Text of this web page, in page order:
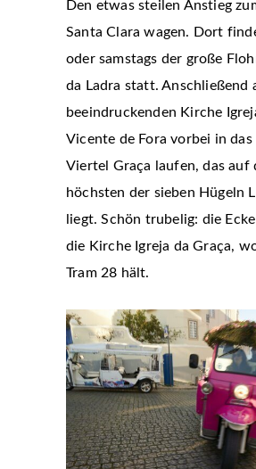
Den etwas steilen Anstieg
Santa Clara wagen. Dort
oder samstags der große
da Ladra statt. Anschließend
beeindruckenden Kirche
Vicente de Fora vorbei in
Viertel Graça laufen, das auf
höchsten der sieben Hügeln
liegt. Schön trubelig: die
die Kirche Igreja da Graça,
Tram 28 hält.